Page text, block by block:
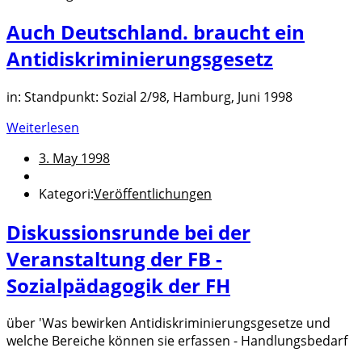
Auch Deutschland. braucht ein
Antidiskriminierungsgesetz
in: Standpunkt: Sozial 2/98, Hamburg, Juni 1998
Weiterlesen
3. May 1998
Kategori:Veröffentlichungen
Diskussionsrunde bei der
Veranstaltung der FB -
Sozialpädagogik der FH
über 'Was bewirken Antidiskriminierungsgesetze und
welche Bereiche können sie erfassen - Handlungsbedarf